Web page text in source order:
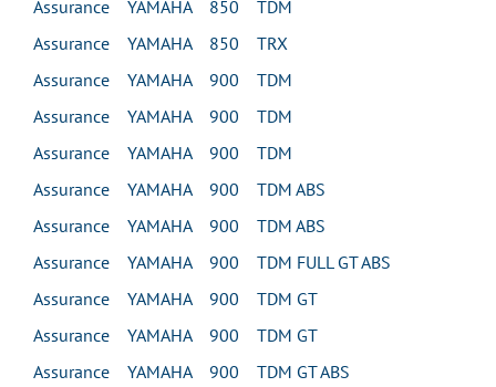
Assurance YAMAHA 850 TDM
Assurance YAMAHA 850 TRX
Assurance YAMAHA 900 TDM
Assurance YAMAHA 900 TDM
Assurance YAMAHA 900 TDM
Assurance YAMAHA 900 TDM ABS
Assurance YAMAHA 900 TDM ABS
Assurance YAMAHA 900 TDM FULL GT ABS
Assurance YAMAHA 900 TDM GT
Assurance YAMAHA 900 TDM GT
Assurance YAMAHA 900 TDM GT ABS